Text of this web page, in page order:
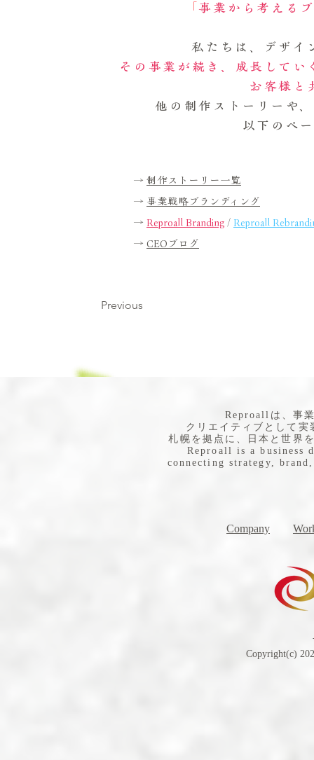
「事業から考える
私たちは、デザイ
その事業が続き、成長して
お客様と
他の制作ストーリーや
以下のペ
→ 制作ストーリー一覧
→ 事業戦略ブランディング
→ Reproall Branding / Reproall
→ CEOブログ
Previous
​Reproallは、事
クリエイティブとして
札幌を拠点に、日本と世界
Reproall is a business
connecting strategy,
Company
Copyright(c)